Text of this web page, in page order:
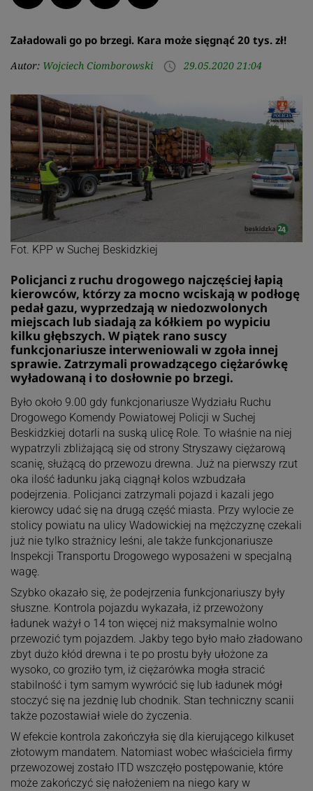
Załadowali go po brzegi. Kara może sięgnąć 20 tys. zł!
Autor: Wojciech Ciomborowski access_time 29.05.2020 21:04
Fot. KPP w Suchej Beskidzkiej
Policjanci z ruchu drogowego najczęściej łapią
kierowców, którzy za mocno wciskają w podłogę
pedał gazu, wyprzedzają w niedozwolonych
miejscach lub siadają za kółkiem po wypiciu
kilku głębszych. W piątek rano suscy
funkcjonariusze interweniowali w zgoła innej
sprawie. Zatrzymali prowadzącego ciężarówkę
wyładowaną i to dosłownie po brzegi.
Było około 9.00 gdy funkcjonariusze Wydziału Ruchu
Drogowego Komendy Powiatowej Policji w Suchej
Beskidzkiej dotarli na suską ulicę Role. To właśnie na niej
wypatrzyli zbliżającą się od strony Stryszawy ciężarową
scanię, służącą do przewozu drewna. Już na pierwszy rzut
oka ilość ładunku jaką ciągnął kolos wzbudzała
podejrzenia. Policjanci zatrzymali pojazd i kazali jego
kierowcy udać się na drugą część miasta. Przy wylocie ze
stolicy powiatu na ulicy Wadowickiej na mężczyznę czekali
już nie tylko strażnicy leśni, ale także funkcjonariusze
Inspekcji Transportu Drogowego wyposażeni w specjalną
wagę.
Szybko okazało się, że podejrzenia funkcjonariuszy były
słuszne. Kontrola pojazdu wykazała, iż przewożony
ładunek ważył o 14 ton więcej niż maksymalnie wolno
przewozić tym pojazdem. Jakby tego było mało zładowano
zbyt dużo kłód drewna i te po prostu były ułożone za
wysoko, co groziło tym, iż ciężarówka mogła stracić
stabilność i tym samym wywrócić się lub ładunek mógł
stoczyć się na jezdnię lub chodnik. Stan techniczny scanii
także pozostawiał wiele do życzenia.
W efekcie kontrola zakończyła się dla kierującego kilkuset
złotowym mandatem. Natomiast wobec właściciela firmy
przewozowej zostało ITD wszczęło postępowanie, które
może zakończyć się nałożeniem na niego kary w